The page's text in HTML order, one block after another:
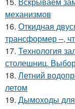
механизмов
16. Откидная
трансформер –,
17. Технология
столешниц.
18. Летний
летом
19. Дымоходы для